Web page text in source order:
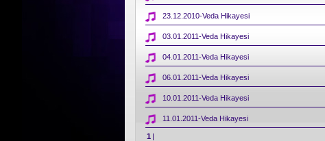
Geveze'nin gönlünden
23.12.2010-Veda Hikayesi
03.01.2011-Veda Hikayesi
04.01.2011-Veda Hikayesi
06.01.2011-Veda Hikayesi
10.01.2011-Veda Hikayesi
11.01.2011-Veda Hikayesi
1 |